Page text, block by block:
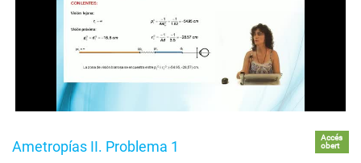
Ametropías II. Problema 1
Accés
obert